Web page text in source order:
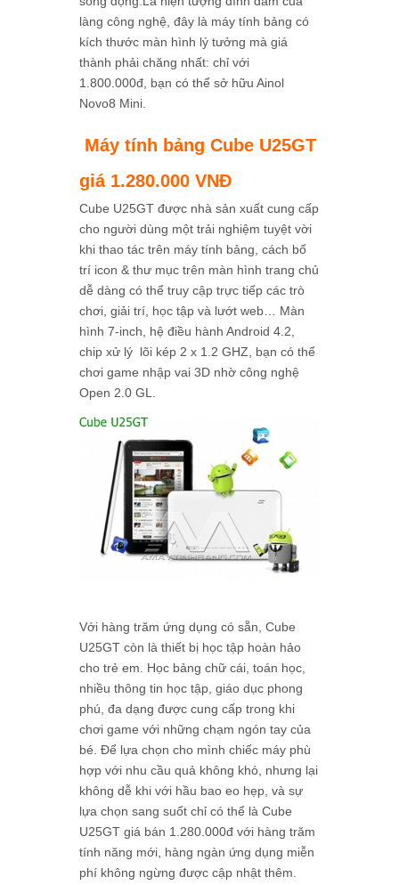
làng công nghệ, đây là máy tính bảng có
kích thước màn hình lý tưởng mà giá
thành phải chăng nhất: chỉ với
1.800.000đ, bạn có thể sở hữu Ainol
Novo8 Mini.
Máy tính bảng Cube U25GT
giá 1.280.000 VNĐ
Cube U25GT được nhà sản xuất cung cấp
cho người dùng một trải nghiệm tuyệt vời
khi thao tác trên máy tính bảng, cách bố
trí icon & thư mục trên màn hình trang chủ
dễ dàng có thể truy cập trực tiếp các trò
chơi, giải trí, học tập và lướt web… Màn
hình 7-inch, hệ điều hành Android 4.2,
chip xử lý lõi kép 2 x 1.2 GHZ, bạn có thể
chơi game nhập vai 3D nhờ công nghệ
Open 2.0 GL.
Với hàng trăm ứng dụng có sẵn, Cube
U25GT còn là thiết bị học tập hoàn hảo
cho trẻ em. Học bảng chữ cái, toán học,
nhiều thông tin học tập, giáo dục phong
phú, đa dạng được cung cấp trong khi
chơi game với những chạm ngón tay của
bé. Để lựa chọn cho mình chiếc máy phù
hợp với nhu cầu quả không khó, nhưng lại
không dễ khi với hầu bao eo hẹp, và sự
lựa chọn sang suốt chỉ có thể là Cube
U25GT giá bán 1.280.000đ với hàng trăm
tính năng mới, hàng ngàn ứng dụng miễn
phí không ngừng được cập nhật thêm.